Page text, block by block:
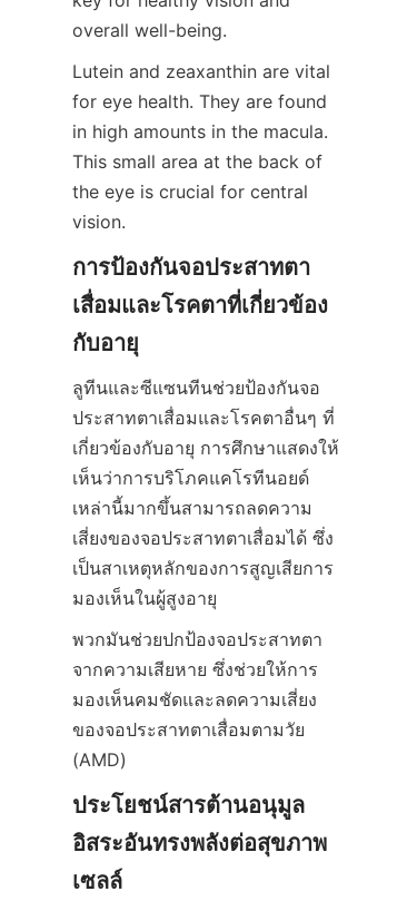
overall well-being.
Lutein and zeaxanthin are vital
for eye health. They are found
in high amounts in the macula.
This small area at the back of
the eye is crucial for central
vision.
การป้องกันจอประสาทตา
เสื่อมและโรคตาที่เกี่ยวข้อง
กับอายุ
ลูทีนและซีแซนทีนช่วยป้องกันจอ
ประสาทตาเสื่อมและโรคตาอื่นๆ ที่
เกี่ยวข้องกับอายุ การศึกษาแสดงให้
เห็นว่าการบริโภคแคโรทีนอยด์
เหล่านี้มากขึ้นสามารถลดความ
เสี่ยงของจอประสาทตาเสื่อมได้ ซึ่ง
เป็นสาเหตุหลักของการสูญเสียการ
มองเห็นในผู้สูงอายุ
พวกมันช่วยปกป้องจอประสาทตา
จากความเสียหาย ซึ่งช่วยให้การ
มองเห็นคมชัดและลดความเสี่ยง
ของจอประสาทตาเสื่อมตามวัย
(AMD)
ประโยชน์สารต้านอนุมูล
อิสระอันทรงพลังต่อสุขภาพ
เซลล์